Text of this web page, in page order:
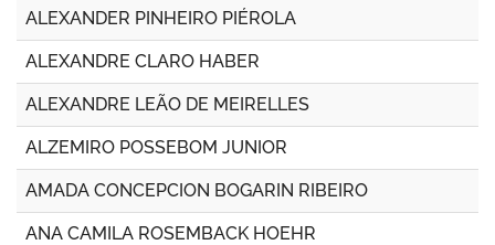
ALEXANDER PINHEIRO PIÉROLA
ALEXANDRE CLARO HABER
ALEXANDRE LEÃO DE MEIRELLES
ALZEMIRO POSSEBOM JUNIOR
AMADA CONCEPCION BOGARIN RIBEIRO
ANA CAMILA ROSEMBACK HOEHR